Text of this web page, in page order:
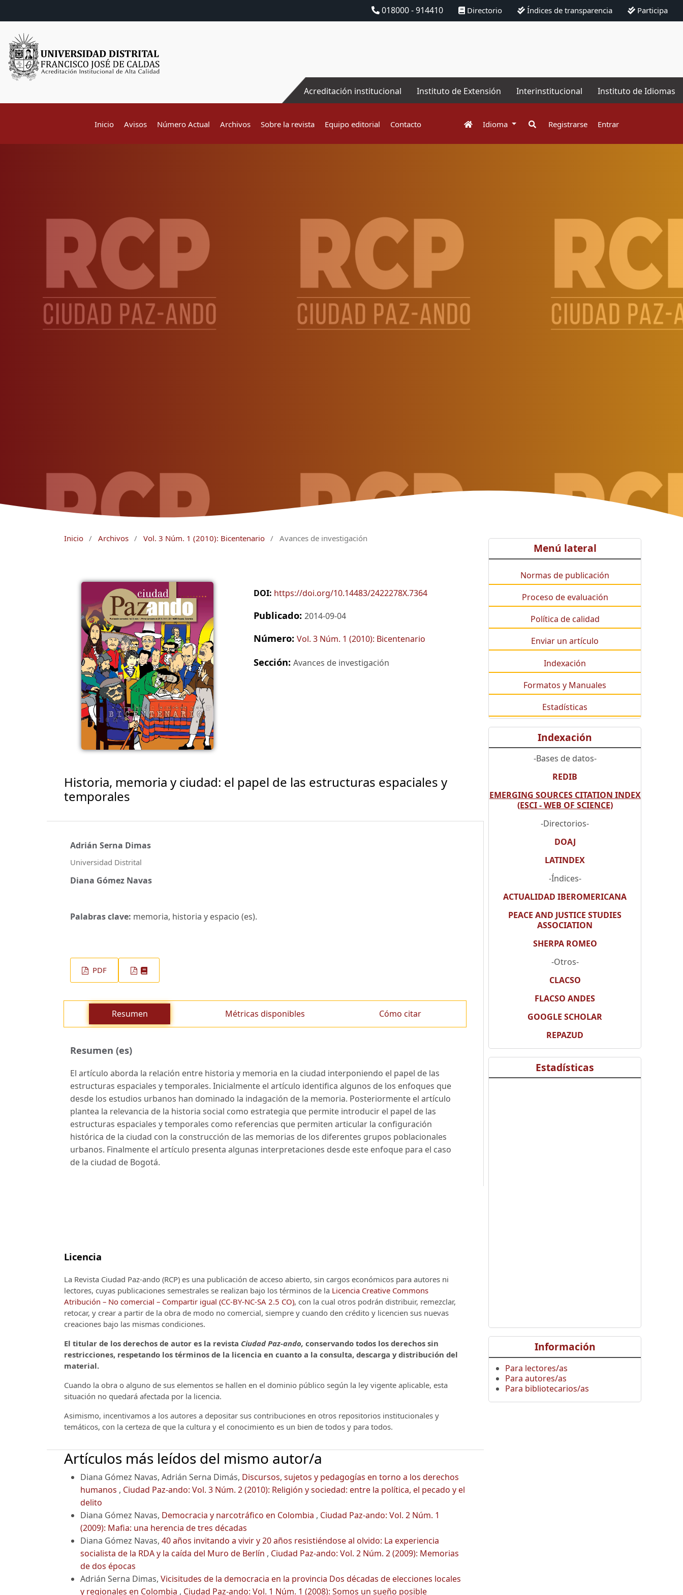
018000 - 914410 Directorio Índices de transparencia Participa
Acreditación institucional Instituto de Extensión Interinstitucional Instituto de Idiomas
Inicio Avisos Número Actual Archivos Sobre la revista Equipo editorial Contacto Idioma Registrarse Entrar
Inicio / Archivos / Vol. 3 Núm. 1 (2010): Bicentenario / Avances de investigación
DOI: https://doi.org/10.14483/2422278X.7364
Publicado: 2014-09-04
Número: Vol. 3 Núm. 1 (2010): Bicentenario
Sección: Avances de investigación
Historia, memoria y ciudad: el papel de las estructuras espaciales y
temporales
Adrián Serna Dimas
Universidad Distrital
Diana Gómez Navas
Palabras clave: memoria, historia y espacio (es).
PDF
Resumen Métricas disponibles Cómo citar
Resumen (es)
El artículo aborda la relación entre historia y memoria en la ciudad interponiendo el papel de las
estructuras espaciales y temporales. Inicialmente el artículo identifica algunos de los enfoques que
desde los estudios urbanos han dominado la indagación de la memoria. Posteriormente el artículo
plantea la relevancia de la historia social como estrategia que permite introducir el papel de las
estructuras espaciales y temporales como referencias que permiten articular la configuración
histórica de la ciudad con la construcción de las memorias de los diferentes grupos poblacionales
urbanos. Finalmente el artículo presenta algunas interpretaciones desde este enfoque para el caso
de la ciudad de Bogotá.
Licencia
La Revista Ciudad Paz-ando (RCP) es una publicación de acceso abierto, sin cargos económicos para autores ni
lectores, cuyas publicaciones semestrales se realizan bajo los términos de la Licencia Creative Commons
Atribución – No comercial – Compartir igual (CC-BY-NC-SA 2.5 CO), con la cual otros podrán distribuir, remezclar,
retocar, y crear a partir de la obra de modo no comercial, siempre y cuando den crédito y licencien sus nuevas
creaciones bajo las mismas condiciones.
El titular de los derechos de autor es la revista Ciudad Paz-ando, conservando todos los derechos sin
restricciones, respetando los términos de la licencia en cuanto a la consulta, descarga y distribución del
material.
Cuando la obra o alguno de sus elementos se hallen en el dominio público según la ley vigente aplicable, esta
situación no quedará afectada por la licencia.
Asimismo, incentivamos a los autores a depositar sus contribuciones en otros repositorios institucionales y
temáticos, con la certeza de que la cultura y el conocimiento es un bien de todos y para todos.
Artículos más leídos del mismo autor/a
Diana Gómez Navas, Adrián Serna Dimás, Discursos, sujetos y pedagogías en torno a los derechos
humanos , Ciudad Paz-ando: Vol. 3 Núm. 2 (2010): Religión y sociedad: entre la política, el pecado y el
delito
Diana Gómez Navas, Democracia y narcotráfico en Colombia , Ciudad Paz-ando: Vol. 2 Núm. 1
(2009): Mafia: una herencia de tres décadas
Diana Gómez Navas, 40 años invitando a vivir y 20 años resistiéndose al olvido: La experiencia
socialista de la RDA y la caída del Muro de Berlín , Ciudad Paz-ando: Vol. 2 Núm. 2 (2009): Memorias
de dos épocas
Adrián Serna Dimas, Vicisitudes de la democracia en la provincia Dos décadas de elecciones locales
y regionales en Colombia , Ciudad Paz-ando: Vol. 1 Núm. 1 (2008): Somos un sueño posible
Menú lateral
Normas de publicación
Proceso de evaluación
Política de calidad
Enviar un artículo
Indexación
Formatos y Manuales
Estadísticas
Indexación
-Bases de datos-
REDIB
EMERGING SOURCES CITATION INDEX
(ESCI - WEB OF SCIENCE)
-Directorios-
DOAJ
LATINDEX
-Índices-
ACTUALIDAD IBEROMERICANA
PEACE AND JUSTICE STUDIES
ASSOCIATION
SHERPA ROMEO
-Otros-
CLACSO
FLACSO ANDES
GOOGLE SCHOLAR
REPAZUD
Estadísticas
Información
Para lectores/as
Para autores/as
Para bibliotecarios/as